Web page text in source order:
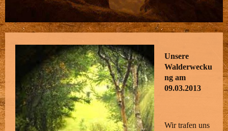
Unsere
Walderwecku
ng am
09.03.2013
Wir trafen uns